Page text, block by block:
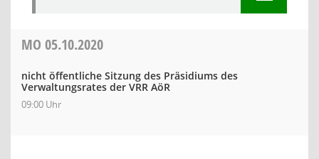
MO 05.10.2020
nicht öffentliche Sitzung des Präsidiums des
Verwaltungsrates der VRR AöR
09:00 Uhr